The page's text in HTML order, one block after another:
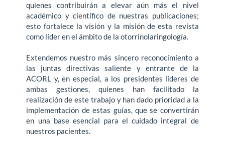
quienes contribuirán a elevar aún más el nivel
académico y científico de nuestras publicaciones;
esto fortalece la visión y la misión de esta revista
como líder en el ámbito de la otorrinolaringología.
Extendemos nuestro más sincero reconocimiento a
las juntas directivas saliente y entrante de la
ACORL y, en especial, a los presidentes líderes de
ambas gestiones, quienes han facilitado la
realización de este trabajo y han dado prioridad a la
implementación de estas guías, que se convertirán
en una base esencial para el cuidado integral de
nuestros pacientes.